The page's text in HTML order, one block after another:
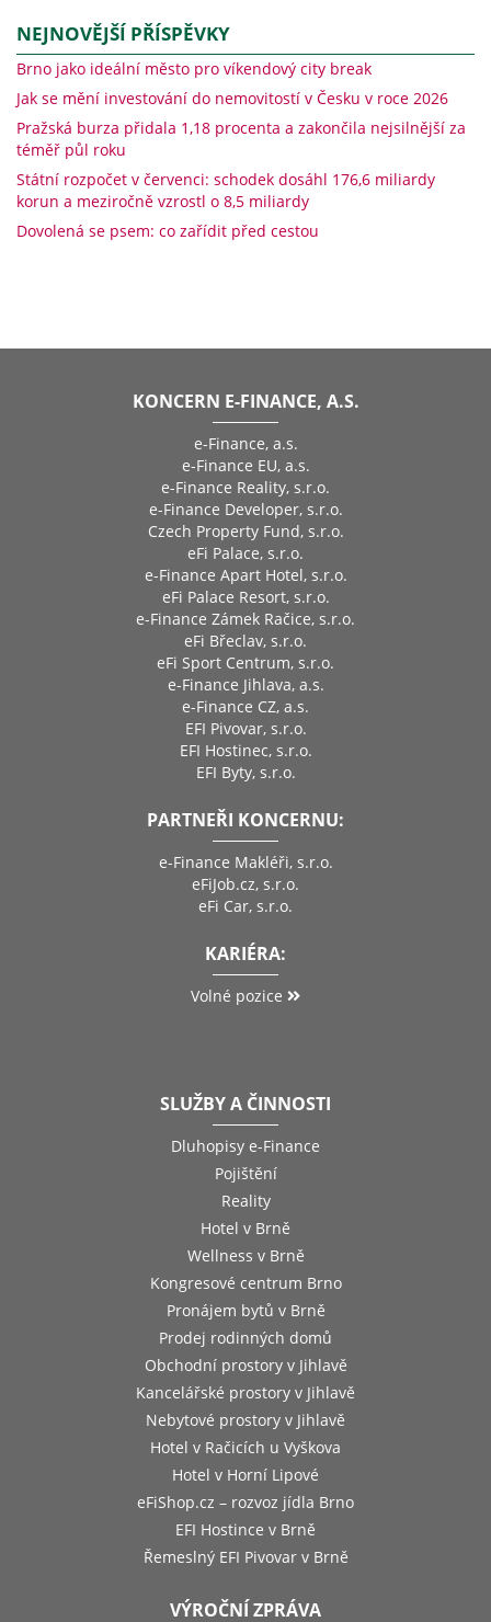
NEJNOVĚJŠÍ PŘÍSPĚVKY
Brno jako ideální město pro víkendový city break
Jak se mění investování do nemovitostí v Česku v roce 2026
Pražská burza přidala 1,18 procenta a zakončila nejsilnější za
téměř půl roku
Státní rozpočet v červenci: schodek dosáhl 176,6 miliardy
korun a meziročně vzrostl o 8,5 miliardy
Dovolená se psem: co zařídit před cestou
KONCERN E-FINANCE, A.S.
e-Finance, a.s.
e-Finance EU, a.s.
e-Finance Reality, s.r.o.
e-Finance Developer, s.r.o.
Czech Property Fund, s.r.o.
eFi Palace, s.r.o.
e-Finance Apart Hotel, s.r.o.
eFi Palace Resort, s.r.o.
e-Finance Zámek Račice, s.r.o.
eFi Břeclav, s.r.o.
eFi Sport Centrum, s.r.o.
e-Finance Jihlava, a.s.
e-Finance CZ, a.s.
EFI Pivovar, s.r.o.
EFI Hostinec, s.r.o.
EFI Byty, s.r.o.
PARTNEŘI KONCERNU:
e-Finance Makléři, s.r.o.
eFiJob.cz, s.r.o.
eFi Car, s.r.o.
KARIÉRA:
Volné pozice
SLUŽBY A ČINNOSTI
Dluhopisy e-Finance
Pojištění
Reality
Hotel v Brně
Wellness v Brně
Kongresové centrum Brno
Pronájem bytů v Brně
Prodej rodinných domů
Obchodní prostory v Jihlavě
Kancelářské prostory v Jihlavě
Nebytové prostory v Jihlavě
Hotel v Račicích u Vyškova
Hotel v Horní Lipové
eFiShop.cz – rozvoz jídla Brno
EFI Hostince v Brně
Řemeslný EFI Pivovar v Brně
VÝROČNÍ ZPRÁVA